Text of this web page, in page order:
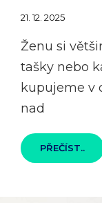
Posted
21. 12. 2025
Ženu si
tašky nebo
kupujeme v
nad
PŘEČÍST..